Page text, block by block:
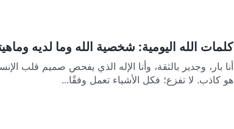
كلمات الله اليومية: شخصية الله وما لديه وماهيته
أنا بار، وجدير بالثقة، وأنا الإله الذي يفحص صميم
هو كاذب. لا تفزع؛ فكل الأشياء تعمل وفقًا...